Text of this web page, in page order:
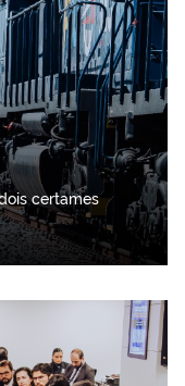
certames